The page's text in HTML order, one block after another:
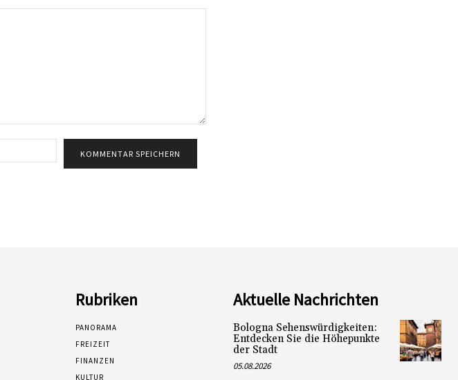
Mail:*
Rubriken
PANORAMA
FREIZEIT
FINANZEN
KULTUR
Aktuelle Nachrichten
Bologna Sehenswürdigkeiten:
Entdecken Sie die Höhepunkte
der Stadt
05.08.2026